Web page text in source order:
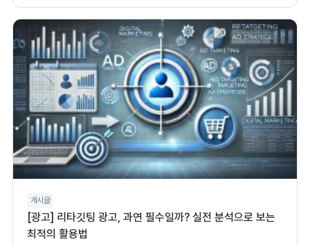
게시글
[광고] 리타깃팅 광고, 과연 필수일까? 실전 분석으로 보는
최적의 활용법